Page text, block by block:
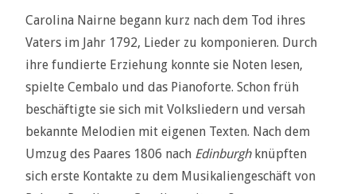
Carolina Nairne begann kurz nach dem Tod ihres
Vaters im Jahr 1792, Lieder zu komponieren. Durch
ihre fundierte Erziehung konnte sie Noten lesen,
spielte Cembalo und das Pianoforte. Schon früh
beschäftigte sie sich mit Volksliedern und versah
bekannte Melodien mit eigenen Texten. Nach dem
Umzug des Paares 1806 nach Edinburghknüpften
sich erste Kontakte zu dem Musikaliengeschäft von